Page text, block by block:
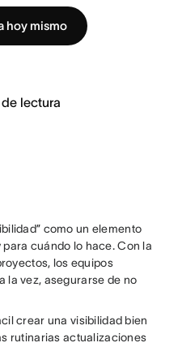
hoy mismo
de lectura
como un elemento
cuándo lo hace. Con la
los equipos
la vez, asegurarse de no
crear una visibilidad bien
rutinarias actualizaciones